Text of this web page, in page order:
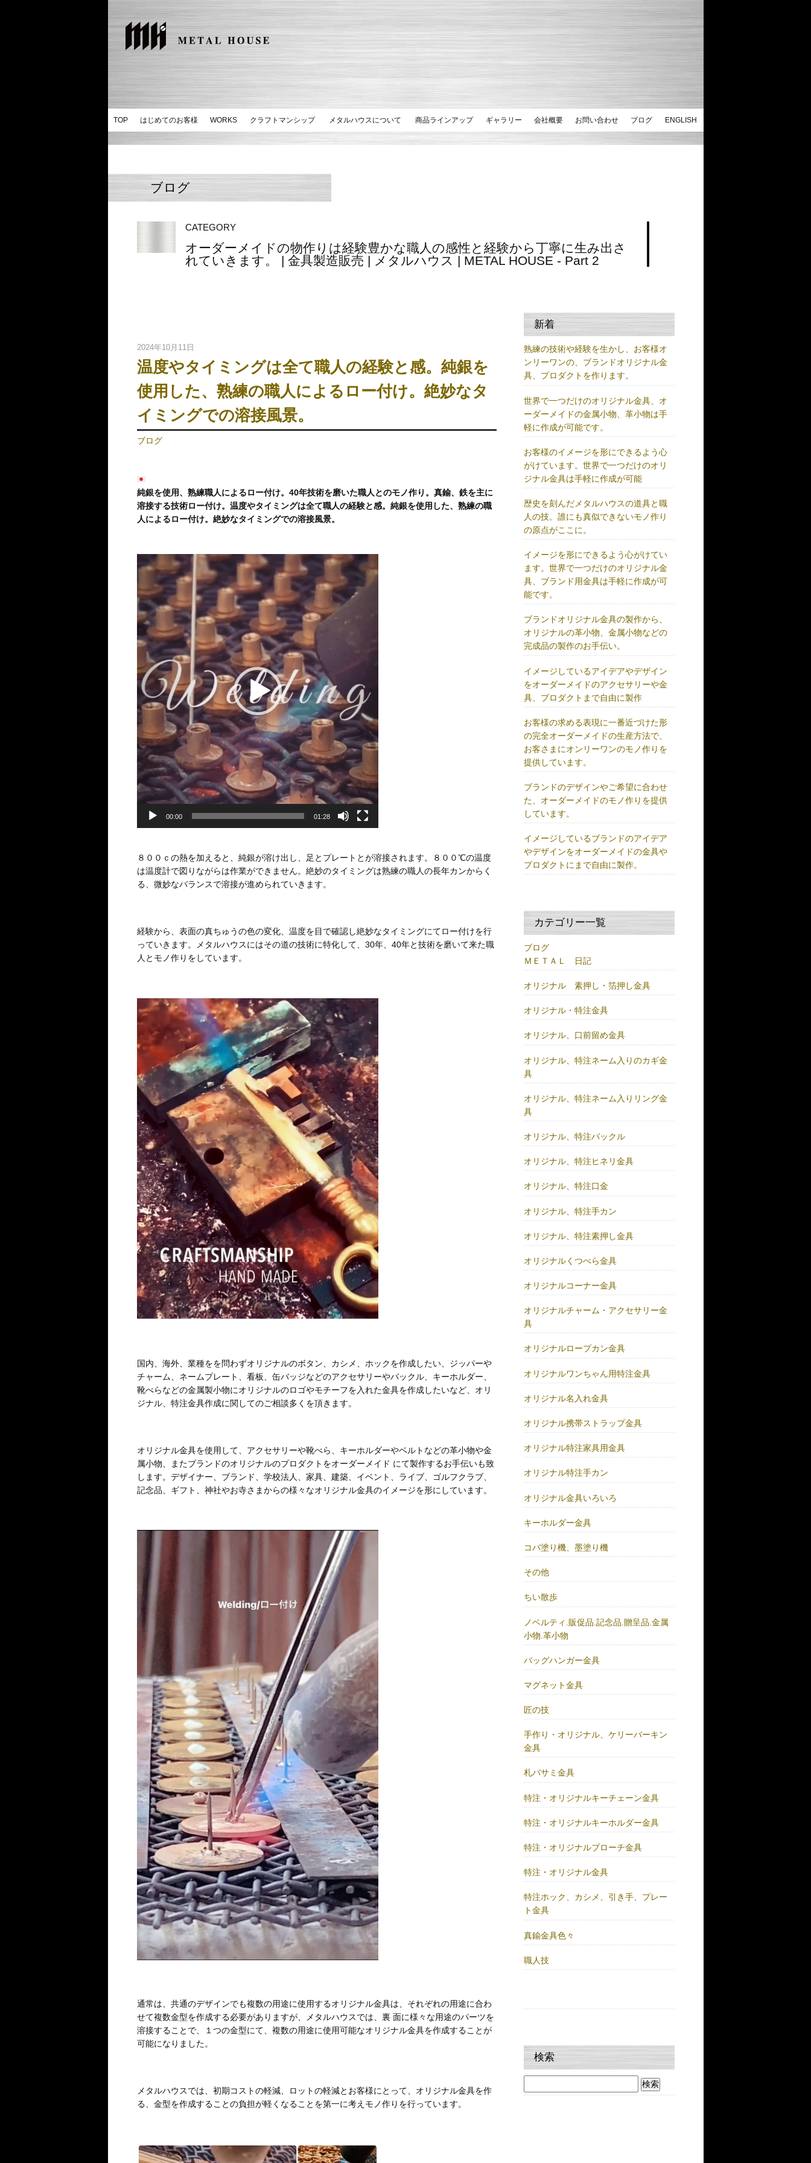
TOP はじめてのお客様 WORKS クラフトマンシップ メタルハウスについて 商品ラインアップ ギャラリー 会社概要 お問い合わせ ブログ ENGLISH
ブログ
CATEGORY
オーダーメイドの物作りは経験豊かな職人の感性と経験から丁寧に生み出さ
れていきます。 | 金具製造販売 | メタルハウス | METAL HOUSE - Part 2
2024年10月11日
温度やタイミングは全て職人の経験と感。純銀を
使用した、熟練の職人によるロー付け。絶妙なタ
イミングでの溶接風景。
ブログ
純銀を使用、熟練職人によるロー付け。40年技術を磨いた職人とのモノ作り。真鍮、鉄を主に
溶接する技術ロー付け。温度やタイミングは全て職人の経験と感。純銀を使用した、熟練の職
人によるロー付け。絶妙なタイミングでの溶接風景。
プ
レ
ー
ヤ
ー
00:00 01:28
８００ｃの熱を加えると、純銀が溶け出し、足とプレートとが溶接されます。８００℃の温度
は温度計で図りながらは作業ができません。絶妙のタイミングは熟練の職人の長年カンからく
る、微妙なバランスで溶接が進められていきます。
経験から、表面の真ちゅうの色の変化、温度を目で確認し絶妙なタイミングにてロー付けを行
っていきます。メタルハウスにはその道の技術に特化して、30年、40年と技術を磨いて来た職
人とモノ作りをしています。
国内、海外、業種をを問わずオリジナルのボタン、カシメ、ホックを作成したい、ジッパーや
チャーム、ネームプレート、看板、缶バッジなどのアクセサリーやバックル、キーホルダー、
靴べらなどの金属製小物にオリジナルのロゴやモチーフを入れた金具を作成したいなど、オリ
ジナル、特注金具作成に関してのご相談多くを頂きます。
オリジナル金具を使用して、アクセサリーや靴べら、キーホルダーやベルトなどの革小物や金
属小物、またブランドのオリジナルのプロダクトをオーダーメイド にて製作するお手伝いも致
します。デザイナー、ブランド、学校法人、家具、建築、イベント、ライブ、ゴルフクラブ、
記念品、ギフト、神社やお寺さまからの様々なオリジナル金具のイメージを形にしています。
通常は、共通のデザインでも複数の用途に使用するオリジナル金具は、それぞれの用途に合わ
せて複数金型を作成する必要がありますが、メタルハウスでは、裏 面に様々な用途のパーツを
溶接することで、１つの金型にて、複数の用途に使用可能なオリジナル金具を作成することが
可能になりました。
メタルハウスでは、初期コストの軽減、ロットの軽減とお客様にとって、オリジナル金具を作
る、金型を作成することの負担が軽くなることを第一に考えモノ作りを行っています。
新着
熟練の技術や経験を生かし、お客様オ
ンリーワンの、ブランドオリジナル金
具、プロダクトを作ります。
世界で一つだけのオリジナル金具、オ
ーダーメイドの金属小物、革小物は手
軽に作成が可能です。
お客様のイメージを形にできるよう心
がけています。世界で一つだけのオリ
ジナル金具は手軽に作成が可能
歴史を刻んだメタルハウスの道具と職
人の技。誰にも真似できないモノ作り
の原点がここに。
イメージを形にできるよう心がけてい
ます。世界で一つだけのオリジナル金
具、ブランド用金具は手軽に作成が可
能です。
ブランドオリジナル金具の製作から、
オリジナルの革小物、金属小物などの
完成品の製作のお手伝い。
イメージしているアイデアやデザイン
をオーダーメイドのアクセサリーや金
具、プロダクトまで自由に製作
お客様の求める表現に一番近づけた形
の完全オーダーメイドの生産方法で、
お客さまにオンリーワンのモノ作りを
提供しています。
ブランドのデザインやご希望に合わせ
た、オーダーメイドのモノ作りを提供
しています。
イメージしているブランドのアイデア
やデザインをオーダーメイドの金具や
プロダクトにまで自由に製作。
カテゴリー一覧
ブログ
ＭＥＴＡＬ 日記
オリジナル 素押し・箔押し金具
オリジナル・特注金具
オリジナル、口前留め金具
オリジナル、特注ネーム入りのカギ金
具
オリジナル、特注ネーム入りリング金
具
オリジナル、特注バックル
オリジナル、特注ヒネリ金具
オリジナル、特注口金
オリジナル、特注手カン
オリジナル、特注素押し金具
オリジナルくつべら金具
オリジナルコーナー金具
オリジナルチャーム・アクセサリー金
具
オリジナルロープカン金具
オリジナルワンちゃん用特注金具
オリジナル名入れ金具
オリジナル携帯ストラップ金具
オリジナル特注家具用金具
オリジナル特注手カン
オリジナル金具いろいろ
キーホルダー金具
コバ塗り機、墨塗り機
その他
ちい散歩
ノベルティ.販促品.記念品.贈呈品.金属
小物.革小物
バッグハンガー金具
マグネット金具
匠の技
手作り・オリジナル、ケリーバーキン
金具
札バサミ金具
特注・オリジナルキーチェーン金具
特注・オリジナルキーホルダー金具
特注・オリジナルブローチ金具
特注・オリジナル金具
特注ホック、カシメ、引き手、プレー
ト金具
真鍮金具色々
職人技
検索
索: